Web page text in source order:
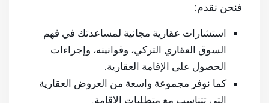
فنحن نقدم:
استشارات عقارية مجانية لمساعدتك في فهم
السوق العقاري التركي، وقوانينه، وإجراءات
الحصول على الإقامة العقارية.
كما نوفر مجموعة واسعة من العروض العقارية
التي تتناسب مع متطلبات الإقامة.